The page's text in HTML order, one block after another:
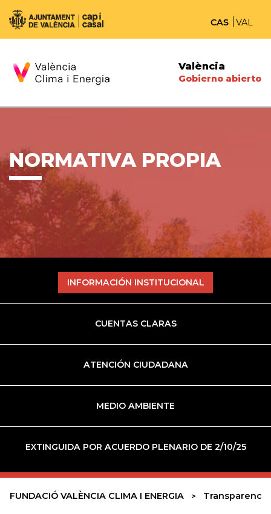
CAS VAL
València
Gobierno abierto
NORMATIVA PROPIA
INFORMACIÓN INSTITUCIONAL
CUENTAS CLARAS
ATENCIÓN CIUDADANA
MEDIO AMBIENTE
EXTINGUIDA POR ACUERDO PLENARIO DE 2/10/25
FUNDACIÓ VALÈNCIA CLIMA I ENERGIA Transparencia